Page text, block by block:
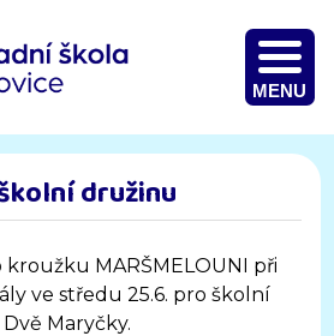
MENU
družinu
MARŠMELOUNI při
ve středu 25.6. pro školní
Maryčky.